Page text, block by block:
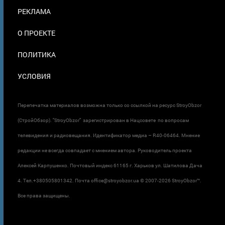
РЕКЛАМА
О ПРОЕКТЕ
ПОЛИТИКА
УСЛОВИЯ
Перепечатка материалов возможна только со ссылкой на ресурс StroyObzor
(СтройОбзор). "StroyObzor" зарегистрирован в Нацсовете по вопросам
телевидения и радиовещания. Идентификатор медиа – R40-06464. Мнение
редакции не всегда совпадает с мнением автора. Руководитель проекта
Алексей Карпушенко. Почтовый индекс 61165 г. Харьков ул. Шатилова Дача
4. Тел.+380505801342. Почта office@stroyobzor.ua © 2007-2026 StroyObzor™.
Все права защищены.